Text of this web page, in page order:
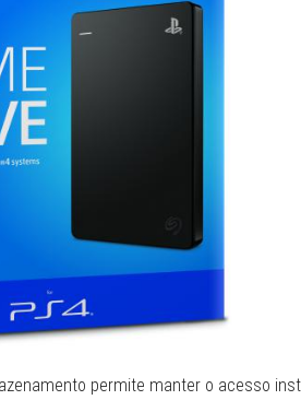
permite manter o acesso